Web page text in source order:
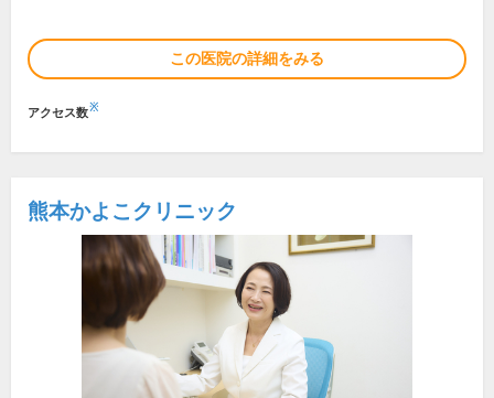
この医院の詳細をみる
アクセス数※
熊本かよこクリニック